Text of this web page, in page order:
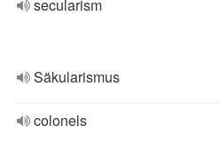
secularism
Säkularismus
colonels